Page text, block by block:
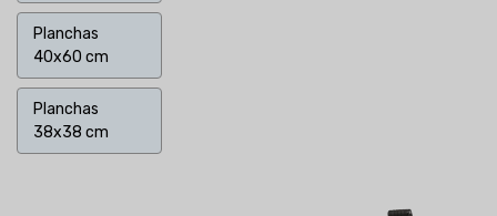
Planchas
40x60 cm
Planchas
38x38 cm